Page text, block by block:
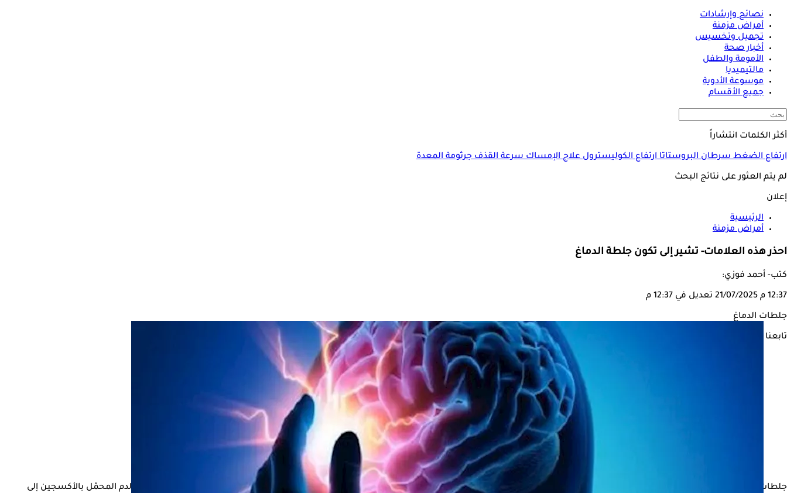
نصائح وإرشادات
أمراض مزمنة
تجميل وتخسيس
أخبار صحة
الأمومة والطفل
مالتيميديا
موسوعة الأدوية
جميع الأقسام
أكثر الكلمات انتشاراً
ارتفاع الضغطسرطان البروستاتاارتفاع الكوليسترولعلاج الإمساكسرعة القذفجرثومة المعدة
لم يتم العثور على نتائج البحث
إعلان
الرئيسية
أمراض مزمنة
احذر هذه العلامات- تشير إلى تكون جلطة الدماغ
كتب- أحمد فوزي:
12:37 م 21/07/2025 تعديل في 12:37 م
جلطات الدماغ
تابعنا على
جلطات الدم الدماغية، المعروفة عادةً بالخثار الدماغي أو الجلطات المسببة للسكتة الدماغية، قد تكون قاتلة إذا لم تُشخّص وتُعالَج في الوقت المناسب، وتمنع الجلطات مرور الدم المحمّل بالأكسجين إلى